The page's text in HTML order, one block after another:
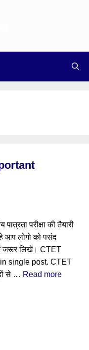
परीक्षा की तैयारी
आप लोगो को पसंद
जरूर लिखें। CTET
single post. CTET
से … Read more